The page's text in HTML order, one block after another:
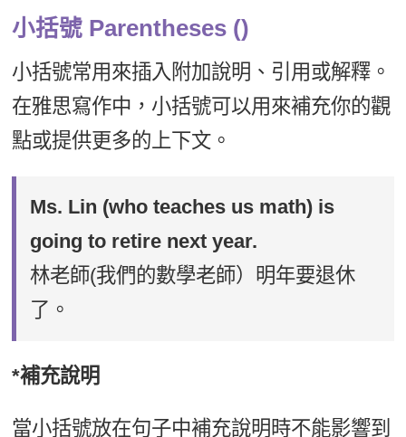
小括號 Parentheses ()
小括號常用來插入附加說明、引用或解釋。
在雅思寫作中，小括號可以用來補充你的觀
點或提供更多的上下文。
Ms. Lin (who teaches us math) is
going to retire next year.
林老師(我們的數學老師）明年要退休
了。
*補充說明
當小括號放在句子中補充說明時不能影響到